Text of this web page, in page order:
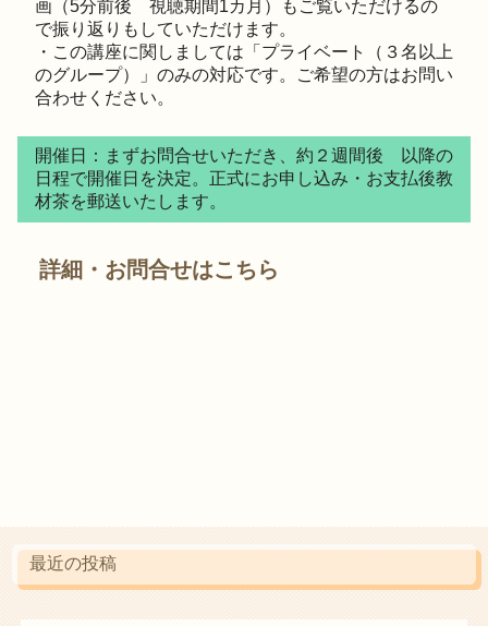
画（5分前後 視聴期間1カ月）もご覧いただけるの
で振り返りもしていただけます。
・この講座に関しましては「プライベート（３名以上
のグループ）」のみの対応です。ご希望の方はお問い
合わせください。
開催日：まずお問合せいただき、約２週間後 以降の
日程で開催日を決定。正式にお申し込み・お支払後教
材茶を郵送いたします。
詳細・お問合せはこちら
最近の投稿